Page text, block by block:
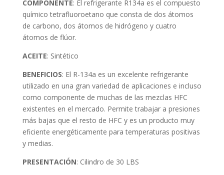
COMPONENTE: El refrigerante R134a es el compuesto
químico tetrafluoroetano que consta de dos átomos
de carbono, dos átomos de hidrógeno y cuatro
átomos de flúor.
ACEITE: Sintético
BENEFICIOS: El R-134a es un excelente refrigerante
utilizado en una gran variedad de aplicaciones e incluso
como componente de muchas de las mezclas HFC
existentes en el mercado. Permite trabajar a presiones
más bajas que el resto de HFC y es un producto muy
eficiente energéticamente para temperaturas positivas
y medias.
PRESENTACIÓN: Cilindro de 30 LBS